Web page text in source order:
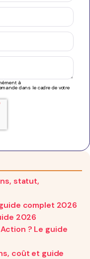
à
dans le cadre de votre
statut,
complet 2026
2026
? Le guide
coût et guide